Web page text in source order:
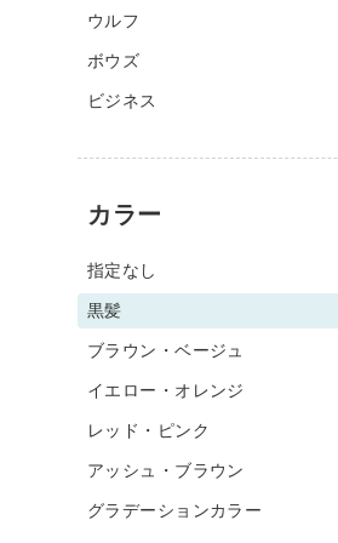
ウルフ
ボウズ
ビジネス
カラー
指定なし
黒髪
ブラウン・ベージュ
イエロー・オレンジ
レッド・ピンク
アッシュ・ブラウン
グラデーションカラー